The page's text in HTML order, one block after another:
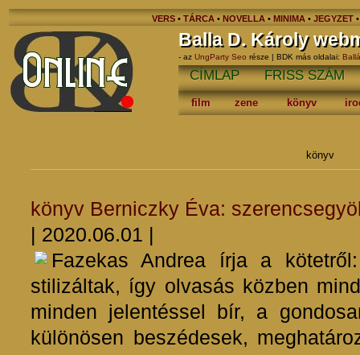
VERS• TÁRCA• NOVELLA• MINIMA • JEGYZET
Balla D. Károly
- az UngParty Seo része | BDK más oldalai:
CÍMLAP FRISS SZÁM
film zene könyv
könyv
könyv Berniczky Éva:
| 2020.06.01 |
Fazekas Andrea írja a
stilizáltak, így olvasás közben
minden jelentéssel bír, a
különösen beszédesek,